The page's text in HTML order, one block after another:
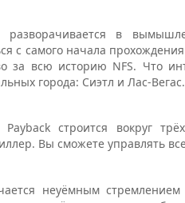
разворачивается в
с самого начала
за всю историю NFS. Что
города: Сиэтл и Лас-Вегас.
строится вокруг
Вы сможете управлять
неуёмным